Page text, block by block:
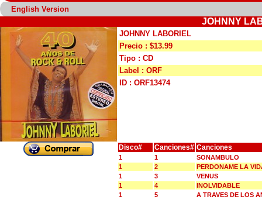
English Version
JOHNNY
JOHNNY LABORIEL
Precio : $13.99
Tipo : CD
Label : ORF
ID : ORF13474
Disco# Canciones# Canciones
1 1
SONAMBULO
1
2
PERDONAME LA
1
3
VENUS
1
4
INOLVIDABLE
1
5
A TRAVES DE LOS